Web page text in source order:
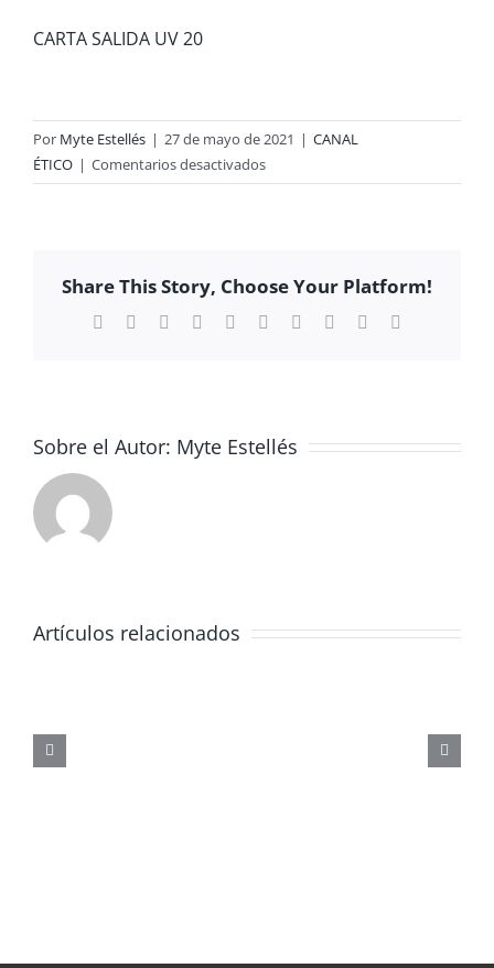
CARTA SALIDA UV 20
Por Myte Estellés | 27 de mayo de 2021 | CANAL
ÉTICO | Comentarios desactivadosen
SALIDA
Y
CFGS)
Share This Story, Choose Your Platform!
Facebook Reddit LinkedInWhatsApp
TumblrPinterest Xing
Sobre el Autor: Myte Estellés
Artículos relacionados